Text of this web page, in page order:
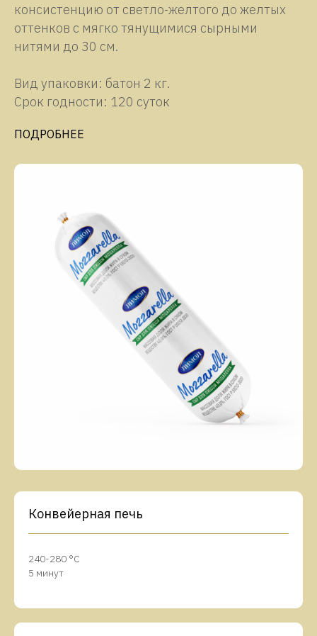
консистенцию от светло-желтого до желтых
оттенков с мягко тянущимися сырными
нитями до 30 см.
Вид упаковки: батон 2 кг.
Срок годности: 120 суток
ПОДРОБНЕЕ
Конвейерная печь
240-280 °C
5 минут